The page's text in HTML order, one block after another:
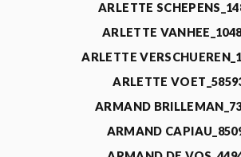
ARLETTE
ARLETTE
ARLETTE
ARLETTE
ARMAND
ARMAND